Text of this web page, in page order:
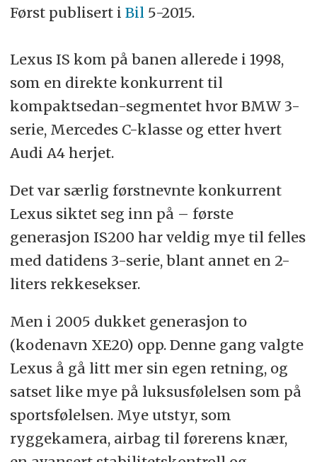
Først publisert i Bil 5-2015.
Lexus IS kom på banen allerede i 1998,
som en direkte konkurrent til
kompaktsedan-segmentet hvor BMW 3-
serie, Mercedes C-klasse og etter hvert
Audi A4 herjet.
Det var særlig førstnevnte konkurrent
Lexus siktet seg inn på – første
generasjon IS200 har veldig mye til felles
med datidens 3-serie, blant annet en 2-
liters rekkesekser.
Men i 2005 dukket generasjon to
(kodenavn XE20) opp. Denne gang valgte
Lexus å gå litt mer sin egen retning, og
satset like mye på luksusfølelsen som på
sportsfølelsen. Mye utstyr, som
ryggekamera, airbag til førerens knær,